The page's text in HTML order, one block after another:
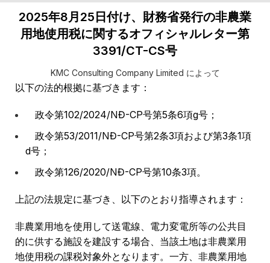
2025年8月25日付け、財務省発行の非農業
用地使用税に関するオフィシャルレター第
3391/CT-CS号
KMC Consulting Company Limited によって
以下の法的根拠に基づきます：
政令第102/2024/NĐ-CP号第5条6項g号；
政令第53/2011/NĐ-CP号第2条3項および第3条1項
d号；
政令第126/2020/NĐ-CP号第10条3項。
上記の法規定に基づき、以下のとおり指導されます：
非農業用地を使用して送電線、電力変電所等の公共目
的に供する施設を建設する場合、当該土地は非農業用
地使用税の課税対象外となります。一方、非農業用地